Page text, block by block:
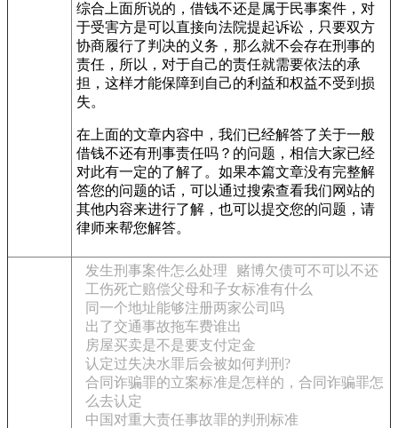
综合上面所说的，借钱不还是属于民事案件，对
于受害方是可以直接向法院提起诉讼，只要双方
协商履行了判决的义务，那么就不会存在刑事的
责任，所以，对于自己的责任就需要依法的承
担，这样才能保障到自己的利益和权益不受到损
失。
在上面的文章内容中，我们已经解答了关于一般
借钱不还有刑事责任吗？的问题，相信大家已经
对此有一定的了解了。如果本篇文章没有完整解
答您的问题的话，可以通过搜索查看我们网站的
其他内容来进行了解，也可以提交您的问题，请
律师来帮您解答。
发生刑事案件怎么处理
赌博欠债可不可以不还
工伤死亡赔偿父母和子女标准有什么
同一个地址能够注册两家公司吗
出了交通事故拖车费谁出
房屋买卖是不是要支付定金
认定过失决水罪后会被如何判刑?
合同诈骗罪的立案标准是怎样的，合同诈骗罪怎
么去认定
中国对重大责任事故罪的判刑标准